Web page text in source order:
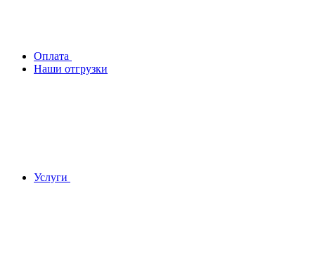
Оплата
Наши отгрузки
Услуги